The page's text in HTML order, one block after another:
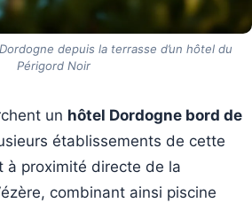
depuis la terrasse d’un hôtel du
Périgord Noir
un hôtel Dordogne bord de
établissements de cette
à proximité directe de la
combinant ainsi piscine